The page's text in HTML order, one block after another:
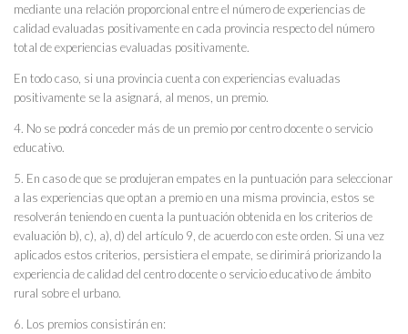
mediante una relación proporcional entre el número de experiencias de
calidad evaluadas positivamente en cada provincia respecto del número
total de experiencias evaluadas positivamente.
En todo caso, si una provincia cuenta con experiencias evaluadas
positivamente se la asignará, al menos, un premio.
4. No se podrá conceder más de un premio por centro docente o servicio
educativo.
5. En caso de que se produjeran empates en la puntuación para seleccionar
a las experiencias que optan a premio en una misma provincia, estos se
resolverán teniendo en cuenta la puntuación obtenida en los criterios de
evaluación b), c), a), d) del artículo 9, de acuerdo con este orden. Si una vez
aplicados estos criterios, persistiera el empate, se dirimirá priorizando la
experiencia de calidad del centro docente o servicio educativo de ámbito
rural sobre el urbano.
6. Los premios consistirán en: